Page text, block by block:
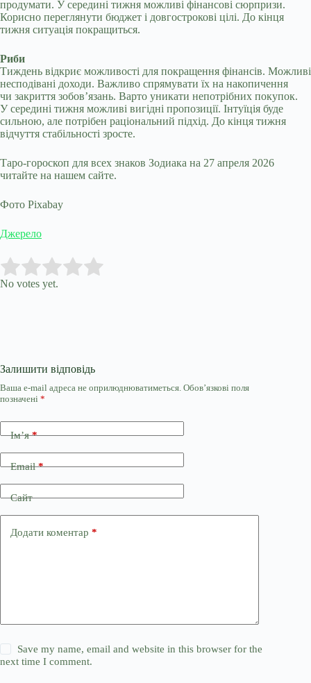
продумати. У середині тижня можливі фінансові сюрпризи.
Корисно переглянути бюджет і довгострокові цілі. До кінця
тижня ситуація покращиться.
Риби
Тиждень відкриє можливості для покращення фінансів. Можливі
несподівані доходи. Важливо спрямувати їх на накопичення
чи закриття зобов’язань. Варто уникати непотрібних покупок.
У середині тижня можливі вигідні пропозиції. Інтуїція буде
сильною, але потрібен раціональний підхід. До кінця тижня
відчуття стабільності зросте.
Таро-гороскоп для всех знаков Зодиака на 27 апреля 2026
читайте на нашем сайте.
Фото Pixabay
Джерело
Rate this item:
No votes yet.
Залишити відповідь
Ваша e-mail адреса не оприлюднюватиметься. Обов’язкові поля
позначені *
Ім’я*
Email*
Сайт
Додати коментар *
Save my name, email and website in this browser for the
next time I comment.